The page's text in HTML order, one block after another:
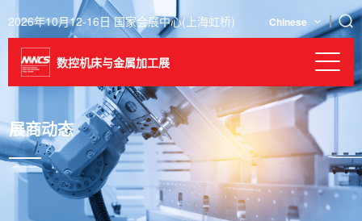
2026年10月12-16日 国家会展中心(上海虹桥) Chinese
数控机床与金属加工展
展商动态